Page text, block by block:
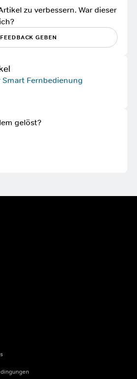
zu verbessern. War dieser
FEEDBACK GEBEN
Fernbedienung
gelöst?